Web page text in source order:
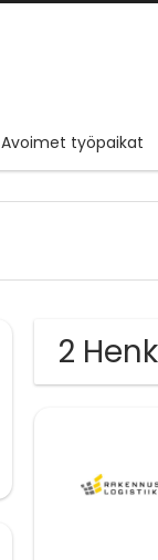
Avoimet työpaikat
2